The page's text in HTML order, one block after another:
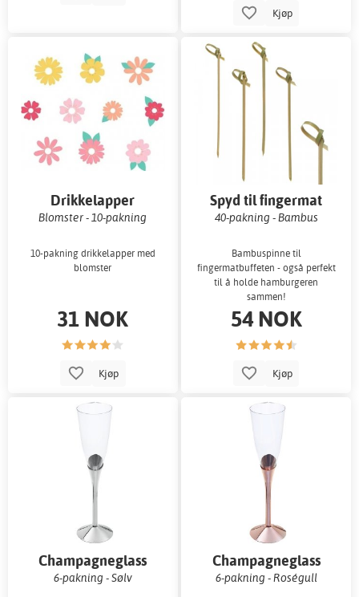
Kjøp
Drikkelapper
Blomster - 10-pakning
10-pakning drikkelapper med
blomster
31 NOK
Kjøp
Spyd til fingermat
40-pakning - Bambus
Bambuspinne til
fingermatbuffeten - også perfekt
til å holde hamburgeren
sammen!
54 NOK
Kjøp
Champagneglass
6-pakning - Sølv
Champagneglass
6-pakning - Roségull